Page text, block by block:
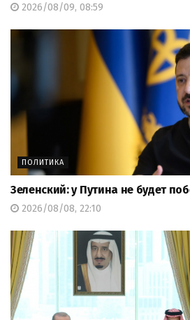
2026/08/09, 08:59
ПОЛИТИКА
Зеленский: у Путина не будет
2026/08/08, 22:10